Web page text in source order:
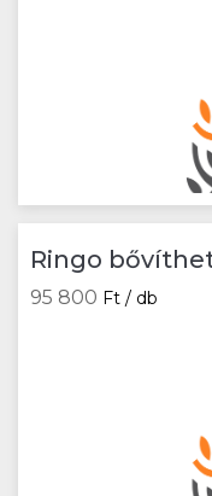
Ringo
tölgy/fehér
95 800 Ft / db